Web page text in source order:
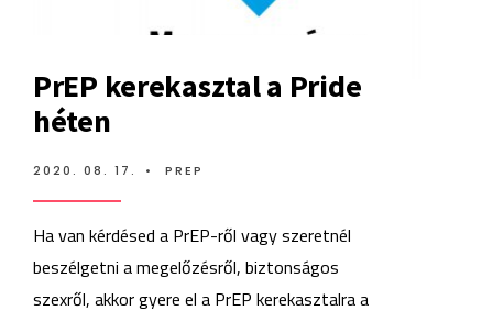
PrEP kerekasztal a Pride
héten
2020. 08. 17. • PREP
Ha van kérdésed a PrEP-ről vagy szeretnél
beszélgetni a megelőzésről, biztonságos
szexről, akkor gyere el a PrEP kerekasztalra a